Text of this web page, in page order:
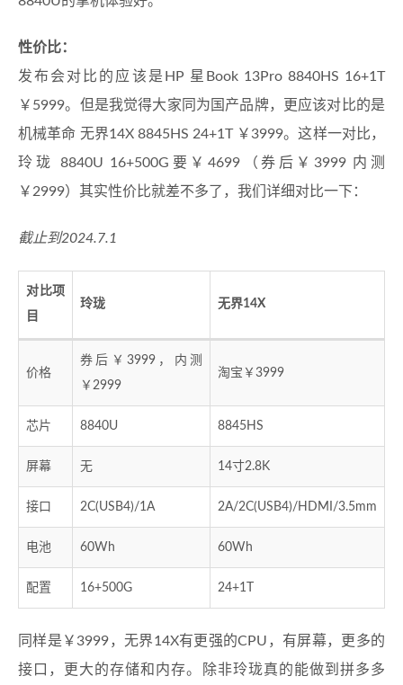
性价比：
发布会对比的应该是HP 星Book 13Pro 8840HS 16+1T
￥5999。但是我觉得大家同为国产品牌，更应该对比的是
机械革命 无界14X 8845HS 24+1T ￥3999。这样一对比，
玲珑 8840U 16+500G要￥4699（券后￥3999 内测
￥2999）其实性价比就差不多了，我们详细对比一下：
截止到2024.7.1
对比项
目
玲珑 无界14X
价格
券后￥3999，内测
￥2999
淘宝￥3999
芯片 8840U 8845HS
屏幕 无 14寸2.8K
接口 2C(USB4)/1A 2A/2C(USB4)/HDMI/3.5mm
电池 60Wh 60Wh
配置 16+500G 24+1T
同样是￥3999，无界14X有更强的CPU，有屏幕，更多的
接口，更大的存储和内存。除非玲珑真的能做到拼多多